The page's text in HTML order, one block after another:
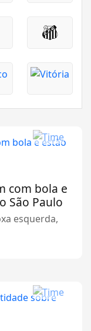
com bola e
São Paulo
esquerda,